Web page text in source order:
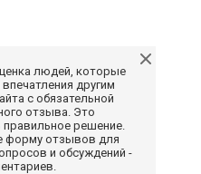
людей, которые
другим
с обязательной
отзыва. Это
решение.
форму отзывов для
и обсуждений -